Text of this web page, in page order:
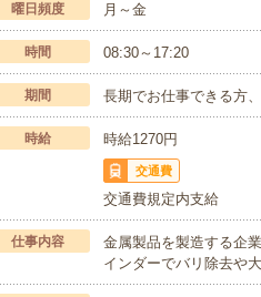
曜日頻度 月～金
時間 08:30～17:20
期間 長期でお仕事できる方
時給 時給1270円
交通費
交通費規定内支給
仕事内容
金属製品を製造する企
インダーでバリ除去や